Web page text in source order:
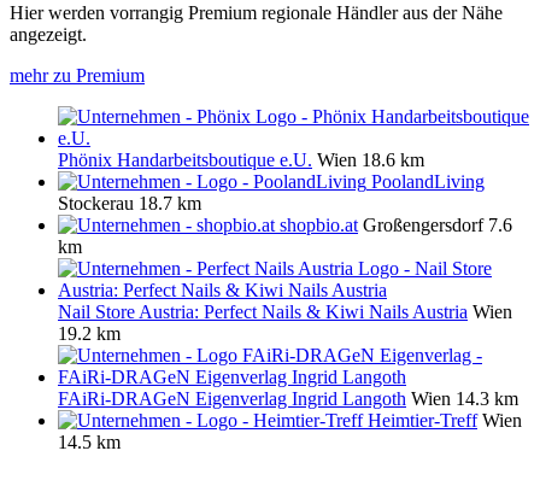
Hier werden vorrangig Premium regionale Händler aus der Nähe
angezeigt.
mehr zu Premium
Phönix Handarbeitsboutique e.U. Wien 18.6 km
PoolandLiving
Stockerau 18.7 km
shopbio.at Großengersdorf 7.6
km
Nail Store Austria: Perfect Nails & Kiwi Nails Austria Wien
19.2 km
FAiRi-DRAGeN Eigenverlag Ingrid Langoth Wien 14.3 km
Heimtier-Treff Wien
14.5 km